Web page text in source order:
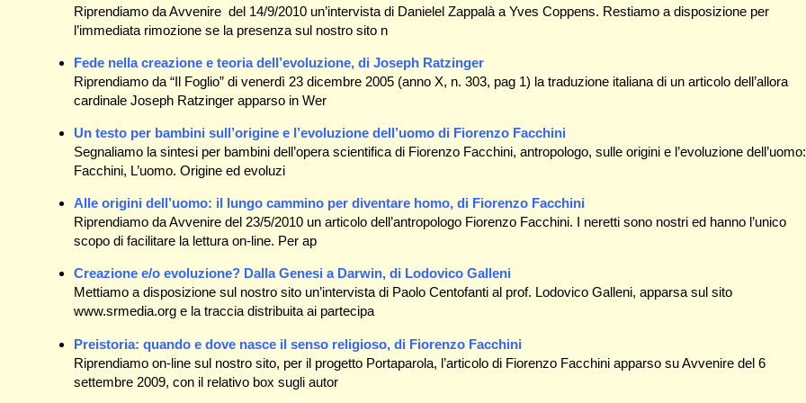
Riprendiamo da Avvenire del 14/9/2010 un’intervista di Danielel Zappalà a Yves Coppens. Restiamo a disposizione per
l’immediata rimozione se la presenza sul nostro sito n
Fede nella creazione e teoria dell’evoluzione, di Joseph Ratzinger
Riprendiamo da “Il Foglio” di venerdì 23 dicembre 2005 (anno X, n. 303, pag 1) la traduzione italiana di un articolo dell’allora
cardinale Joseph Ratzinger apparso in Wer
Un testo per bambini sull’origine e l’evoluzione dell’uomo di Fiorenzo Facchini
Segnaliamo la sintesi per bambini dell’opera scientifica di Fiorenzo Facchini, antropologo, sulle origini e l’evoluzione
Facchini, L’uomo. Origine ed evoluzi
Alle origini dell’uomo: il lungo cammino per diventare homo, di Fiorenzo Facchini
Riprendiamo da Avvenire del 23/5/2010 un articolo dell’antropologo Fiorenzo Facchini. I neretti sono nostri ed hanno l’unico
scopo di facilitare la lettura on-line. Per ap
Creazione e/o evoluzione? Dalla Genesi a Darwin, di Lodovico Galleni
Mettiamo a disposizione sul nostro sito un’intervista di Paolo Centofanti al prof. Lodovico Galleni, apparsa sul sito
www.srmedia.org e la traccia distribuita ai partecipa
Preistoria: quando e dove nasce il senso religioso, di Fiorenzo Facchini
Riprendiamo on-line sul nostro sito, per il progetto Portaparola, l’articolo di Fiorenzo Facchini apparso su Avvenire del 6
settembre 2009, con il relativo box sugli autor